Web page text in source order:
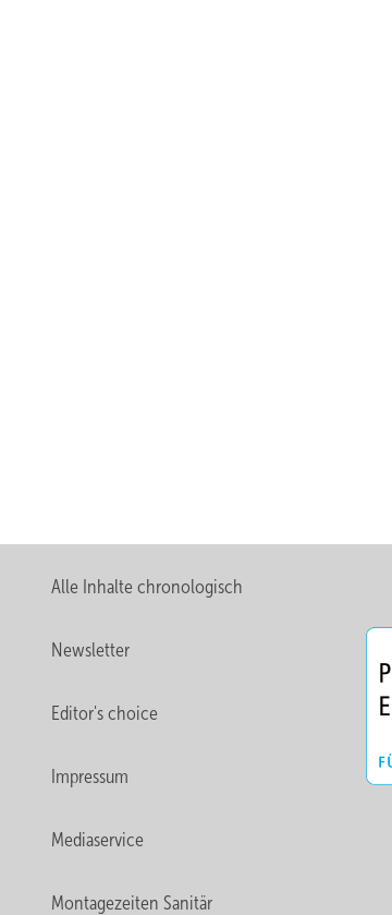
Alle Inhalte chronologisch
Newsletter
Editor's choice
Impressum
Mediaservice
Montagezeiten Sanitär